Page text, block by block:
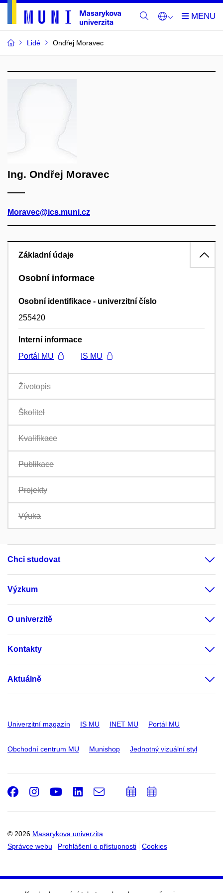
Lidé Ondřej Moravec
Ing. Ondřej Moravec
Moravec@ics.muni.cz
Základní údaje
Osobní informace
Osobní identifikace - univerzitní číslo
255420
Interní informace
Portál MU
IS MU
Životopis
Školitel
Kvalifikace
Publikace
Projekty
Výuka
Chci studovat
Výzkum
O univerzitě
Kontakty
Aktuálně
Univerzitní magazín IS MU INET MU Portál MU
Obchodní centrum MU Munishop Jednotný vizuální styl
© 2026 Masarykova univerzita
Správce webu
Prohlášení o přístupnosti Cookies
Facebook
Instagram
Youtube
LinkedIn
e-
PřidatPřidat